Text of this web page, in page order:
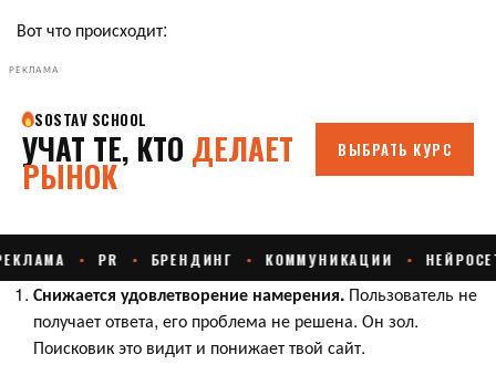
Вот что происходит:
РЕКЛАМА
Снижается удовлетворение намерения. Пользователь не
получает ответа, его проблема не решена. Он зол.
Поисковик это видит и понижает твой сайт.